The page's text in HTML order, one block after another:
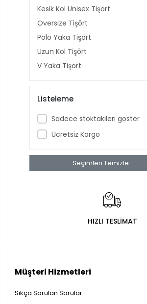
Kesik Kol Unisex Tişört
Oversize Tişört
Polo Yaka Tişört
Uzun Kol Tişört
V Yaka Tişört
Listeleme
Sadece stoktakileri göster
Ücretsiz Kargo
Seçimleri Temizle
HIZLI TESLİMAT
Müşteri Hizmetleri
Sıkça Sorulan Sorular